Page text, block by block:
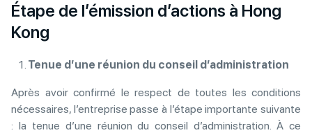
Étape de l’émission d’actions à Hong
Kong
Tenue d’une réunion du conseil d’administration
Après avoir confirmé le respect de toutes les conditions
nécessaires, l’entreprise passe à l’étape importante suivante
: la tenue d’une réunion du conseil d’administration. À ce